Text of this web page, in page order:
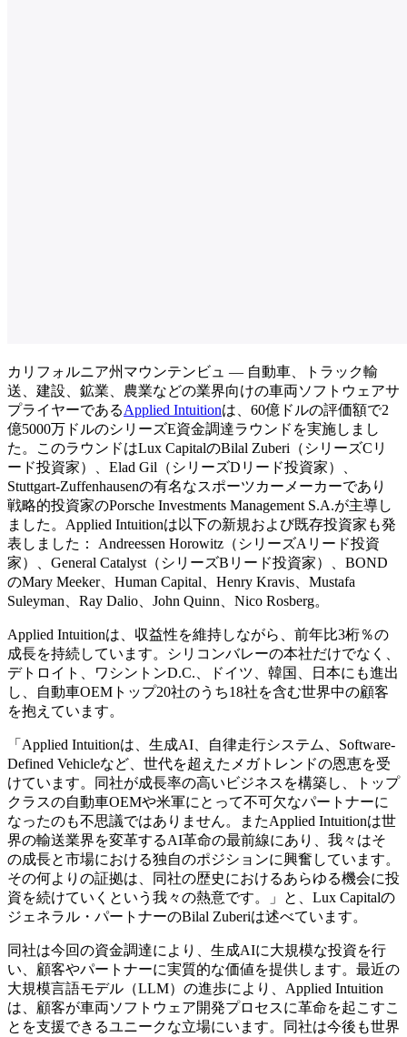
カリフォルニア州マウンテンビュ — 自動車、トラック輸
送、建設、鉱業、農業などの業界向けの車両ソフトウェアサ
プライヤーであるApplied Intuitionは、60億ドルの評価額で2
億5000万ドルのシリーズE資金調達ラウンドを実施しまし
た。このラウンドはLux CapitalのBilal Zuberi（シリーズCリ
ード投資家）、Elad Gil（シリーズDリード投資家）、
Stuttgart-Zuffenhausenの有名なスポーツカーメーカーであり
戦略的投資家のPorsche Investments Management S.A.が主導し
ました。Applied Intuitionは以下の新規および既存投資家も発
表しました： Andreessen Horowitz（シリーズAリード投資
家）、General Catalyst（シリーズBリード投資家）、BOND
のMary Meeker、Human Capital、Henry Kravis、Mustafa
Suleyman、Ray Dalio、John Quinn、Nico Rosberg。
Applied Intuitionは、収益性を維持しながら、前年比3桁％の
成長を持続しています。シリコンバレーの本社だけでなく、
デトロイト、ワシントンD.C.、ドイツ、韓国、日本にも進出
し、自動車OEMトップ20社のうち18社を含む世界中の顧客
を抱えています。
「Applied Intuitionは、生成AI、自律走行システム、Software-
Defined Vehicleなど、世代を超えたメガトレンドの恩恵を受
けています。同社が成長率の高いビジネスを構築し、トップ
クラスの自動車OEMや米軍にとって不可欠なパートナーに
なったのも不思議ではありません。またApplied Intuitionは世
界の輸送業界を変革するAI革命の最前線にあり、我々はそ
の成長と市場における独自のポジションに興奮しています。
その何よりの証拠は、同社の歴史におけるあらゆる機会に投
資を続けていくという我々の熱意です。」と、Lux Capitalの
ジェネラル・パートナーのBilal Zuberiは述べています。
同社は今回の資金調達により、生成AIに大規模な投資を行
い、顧客やパートナーに実質的な価値を提供します。最近の
大規模言語モデル（LLM）の進歩により、Applied Intuition
は、顧客が車両ソフトウェア開発プロセスに革命を起こすこ
とを支援できるユニークな立場にいます。同社は今後も世界